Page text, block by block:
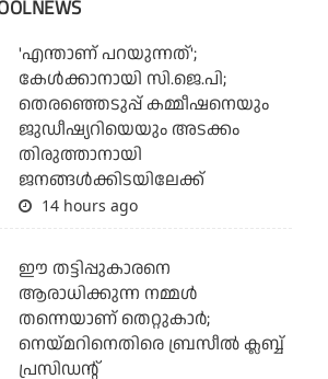
'എന്താണ് പറയുന്നത്';
കേള്‍ക്കാനായി സി.ജെ.പി;
തെരഞ്ഞെടുപ്പ് കമ്മീഷനെയും
ജുഡീഷ്യറിയെയും അടക്കം
തിരുത്താനായി
ജനങ്ങള്‍ക്കിടയിലേക്ക്
14 hours ago
ഈ തട്ടിപ്പുകാരനെ
ആരാധിക്കുന്ന നമ്മള്‍
തന്നെയാണ് തെറ്റുകാര്‍;
നെയ്മറിനെതിരെ ബ്രസീല്‍ ക്ലബ്ബ്
പ്രസിഡന്റ്